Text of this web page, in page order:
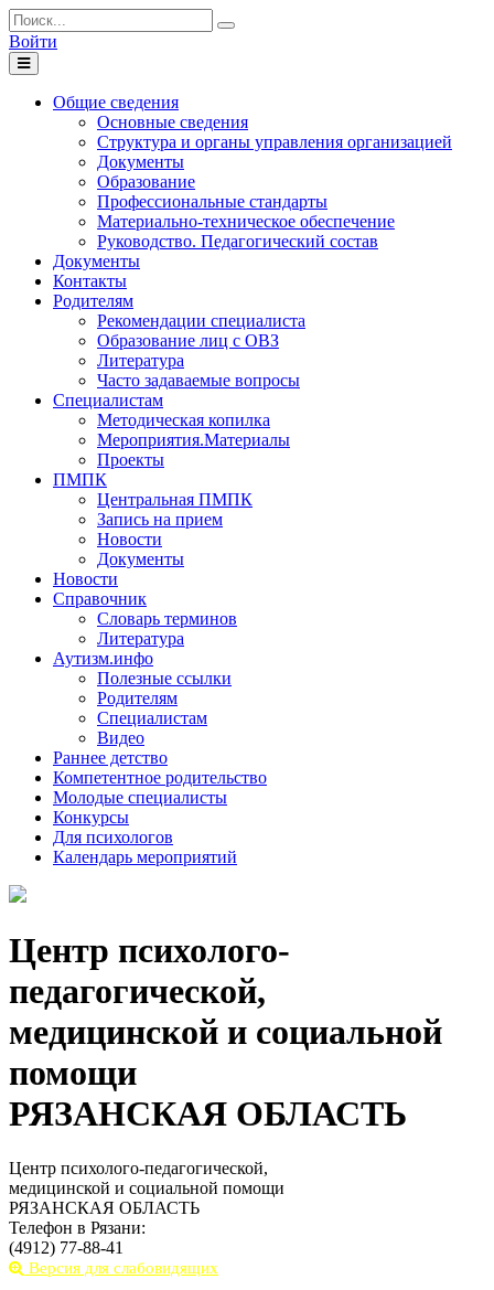
Войти
Toggle
navigation
Общие сведения
Основные сведения
Структура и органы управления организацией
Документы
Образование
Профессиональные стандарты
Материально-техническое обеспечение
Руководство. Педагогический состав
Документы
Контакты
Родителям
Рекомендации специалиста
Образование лиц с ОВЗ
Литература
Часто задаваемые вопросы
Специалистам
Методическая копилка
Мероприятия.Материалы
Проекты
ПМПК
Центральная ПМПК
Запись на прием
Новости
Документы
Новости
Справочник
Словарь терминов
Литература
Аутизм.инфо
Полезные ссылки
Родителям
Специалистам
Видео
Раннее детство
Компетентное родительство
Молодые специалисты
Конкурсы
Для психологов
Календарь мероприятий
Центр психолого-
педагогической,
медицинской и социальной
помощи
РЯЗАНСКАЯ ОБЛАСТЬ
Центр психолого-педагогической,
медицинской и социальной помощи
РЯЗАНСКАЯ ОБЛАСТЬ
Телефон в Рязани:
(4912) 77-88-41
Версия для слабовидящих